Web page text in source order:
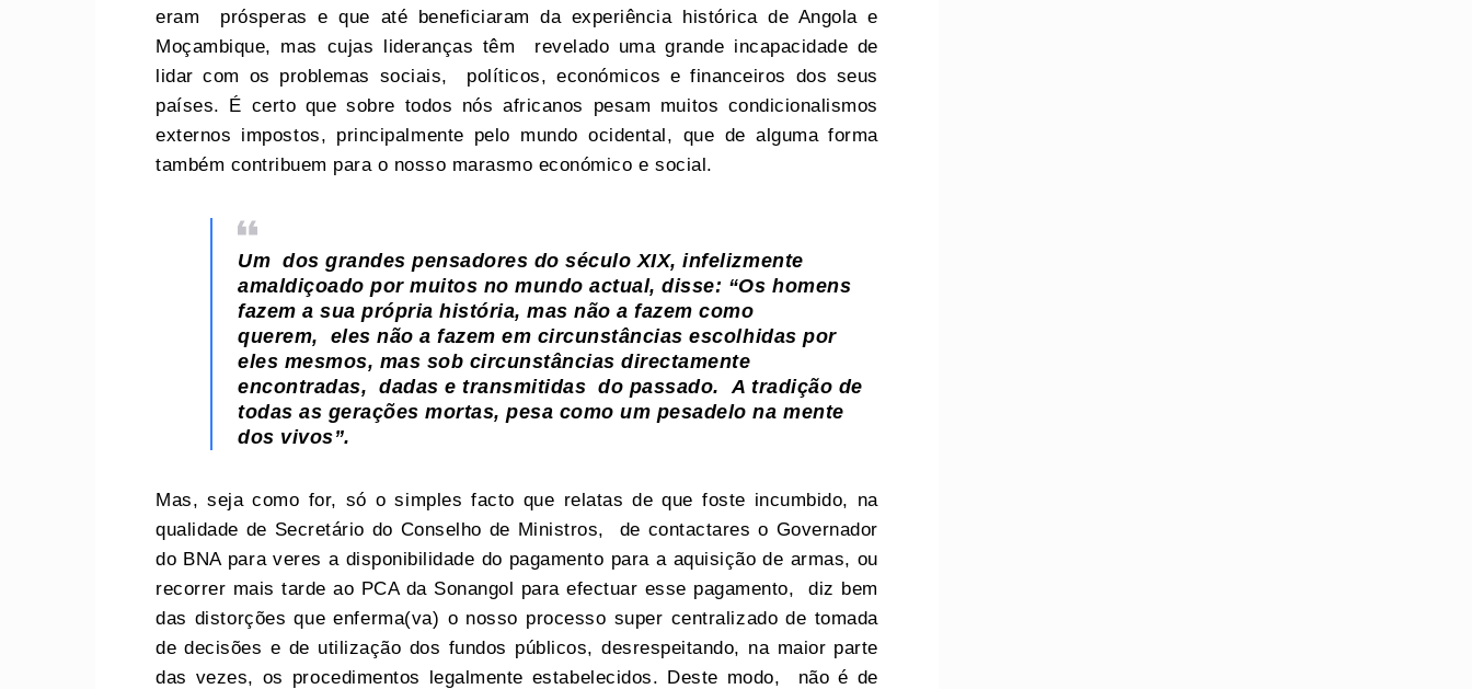
eram prósperas e que até beneficiaram da experiência histórica de Angola e
Moçambique, mas cujas lideranças têm revelado uma grande incapacidade de
lidar com os problemas sociais, políticos, económicos e financeiros dos seus
países. É certo que sobre todos nós africanos pesam muitos condicionalismos
externos impostos, principalmente pelo mundo ocidental, que de alguma forma
também contribuem para o nosso marasmo económico e social.
Um dos grandes pensadores do século XIX, infelizmente
amaldiçoado por muitos no mundo actual, disse: “Os homens
fazem a sua própria história, mas não a fazem como
querem, eles não a fazem em circunstâncias escolhidas por
eles mesmos, mas sob circunstâncias directamente
encontradas, dadas e transmitidas do passado. A tradição de
todas as gerações mortas, pesa como um pesadelo na mente
dos vivos”.
Mas, seja como for, só o simples facto que relatas de que foste incumbido, na
qualidade de Secretário do Conselho de Ministros, de contactares o Governador
do BNA para veres a disponibilidade do pagamento para a aquisição de armas, ou
recorrer mais tarde ao PCA da Sonangol para efectuar esse pagamento, diz bem
das distorções que enferma(va) o nosso processo super centralizado de tomada
de decisões e de utilização dos fundos públicos, desrespeitando, na maior parte
das vezes, os procedimentos legalmente estabelecidos. Deste modo, não é de